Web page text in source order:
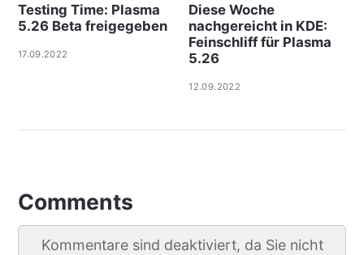
Testing Time: Plasma
5.26 Beta freigegeben
17.09.2022
Diese Woche
nachgereicht in KDE:
Feinschliff für Plasma
5.26
12.09.2022
Comments
Kommentare sind deaktiviert, da Sie nicht